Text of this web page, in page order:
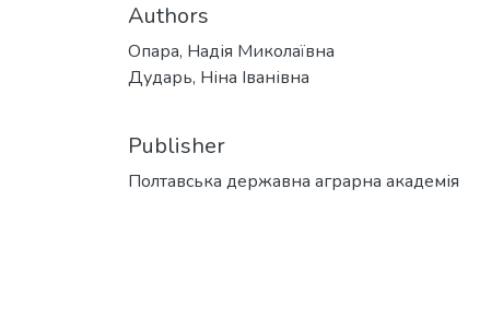
Authors
Опара, Надія Миколаївна
Дударь, Ніна Іванівна
Publisher
Полтавська державна аграрна академія